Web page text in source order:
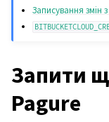
Записування змін
Запити
Pagure